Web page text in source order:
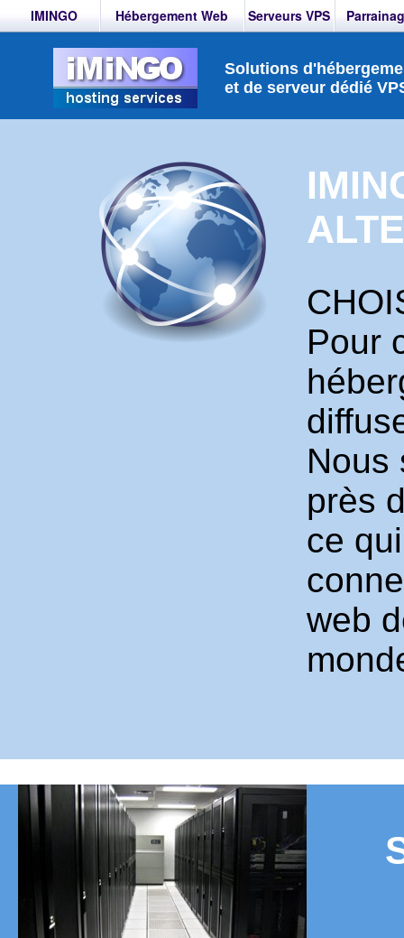
Solutions
et de serveur dédié
Pour
Nous
près
ce
web
IMINGO Hébergement Web Serveurs VPS